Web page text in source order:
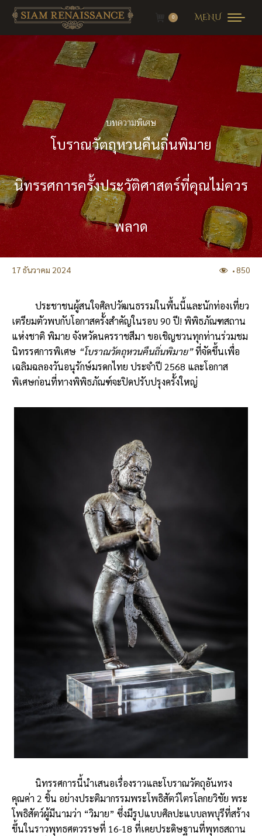
MENU
0
บทความพิเศษ
โบราณวัตถุหวนคืนถิ่นพิมาย
นิทรรศการครั้งประวัติศาสตร์ที่คุณไม่ควร
พลาด
ประชาชนผู้สนใจศิลปวัฒนธรรมในพื้นนี้และนักท่องเที่ยว
เตรียมตัวพบกับโอกาสครั้งสำคัญในรอบ 90ปี! พิพิธภัณฑสถาน
แห่งชาติ พิมาย จังหวัดนครราชสีมา ขอเชิญชวนทุกท่านร่วมชม
นิทรรศการพิเศษ “โบราณวัตถุหวนคืนถิ่นพิมาย”ที่จัดขึ้นเพื่อ
เฉลิมฉลองวันอนุรักษ์มรดกไทย ประจำปี 2568 และโอกาส
พิเศษก่อนที่ทางพิพิธภัณฑ์จะปิดปรับปรุงครั้งใหญ่
นิทรรศการนี้นำเสนอเรื่องราวและโบราณวัตถุอันทรง
คุณค่า 2 ชิ้น อย่างประติมากรรมพระโพธิสัตว์ไตรโลกยวิชัย พระ
โพธิสัตว์ผู้มีนามว่า “วิมาย” ซึ่งมีรูปแบบศิลปะแบบลพบุรีที่สร้าง
ขึ้นในราวพุทธศตวรรษที่ 16-18 ที่เคยประดิษฐานที่พุทธสถาน
850
17 ธันวาคม 2024